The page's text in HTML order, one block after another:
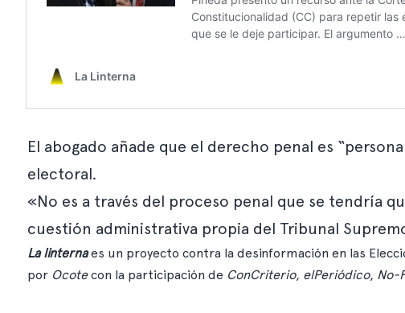
El abogado añade que el derecho penal es
electoral.
«No es a través del proceso penal que se tendría
cuestión administrativa propia del Tribunal
La linternaes un proyecto contra la desinformación en las
por Ocotecon la participación de ConCriterio, elPeriódico, No-